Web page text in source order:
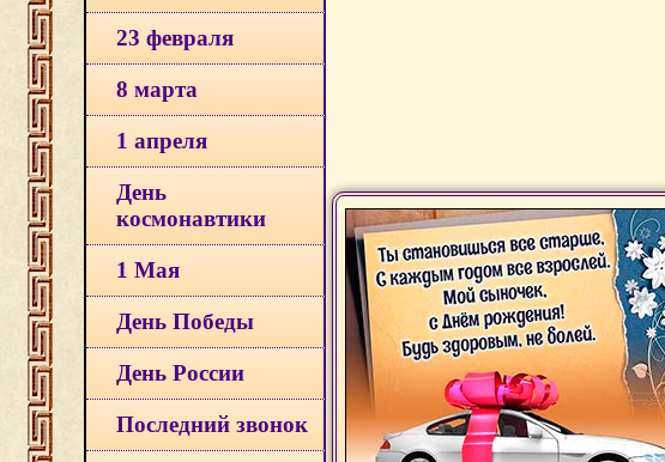
23 февраля
8 марта
1 апреля
День
космонавтики
1 Мая
День Победы
День России
Последний звонок